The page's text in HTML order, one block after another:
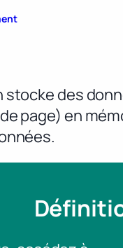
stocke des
page) en